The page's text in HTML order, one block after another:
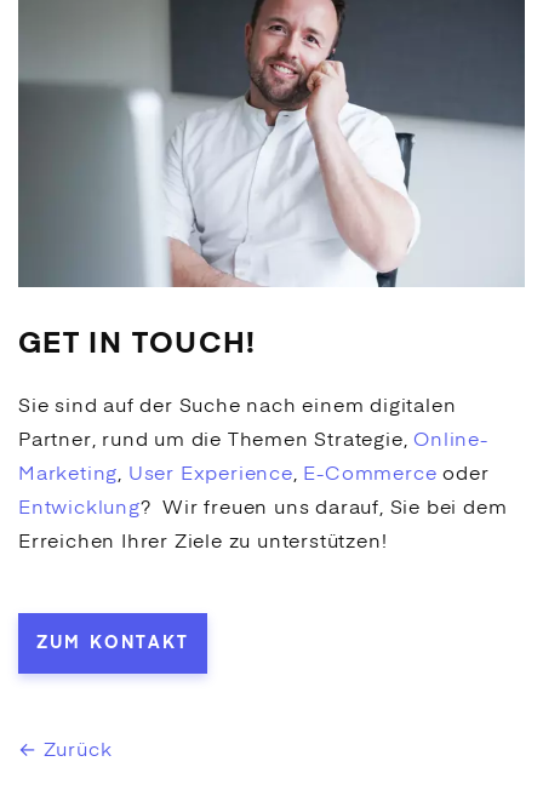
GET IN TOUCH!
Sie sind auf der Suche nach einem digitalen
Partner, rund um die Themen Strategie,Online-
Marketing, User Experience, E-Commerce oder
Entwicklung? Wir freuen uns darauf, Sie bei dem
Erreichen Ihrer Ziele zu unterstützen!
ZUM KONTAKT
← Zurück